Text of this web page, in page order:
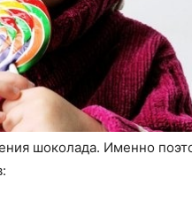
шоколада. Именно